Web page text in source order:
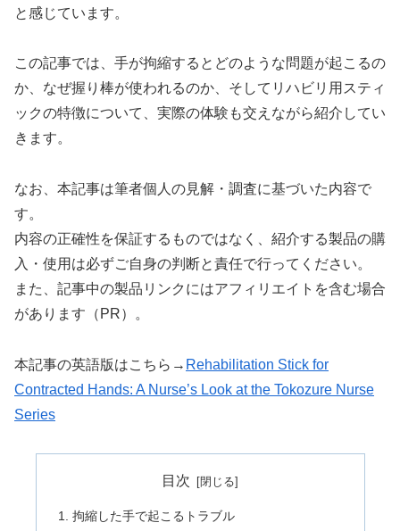
と感じています。
この記事では、手が拘縮するとどのような問題が起こるの
か、なぜ握り棒が使われるのか、そしてリハビリ用スティ
ックの特徴について、実際の体験も交えながら紹介してい
きます。
なお、本記事は筆者個人の見解・調査に基づいた内容で
す。
内容の正確性を保証するものではなく、紹介する製品の購
入・使用は必ずご自身の判断と責任で行ってください。
また、記事中の製品リンクにはアフィリエイトを含む場合
があります（PR）。
本記事の英語版はこちら→ Rehabilitation Stick for
Contracted Hands: A Nurse’s Look at the Tokozure Nurse
Series
目次
拘縮した手で起こるトラブル